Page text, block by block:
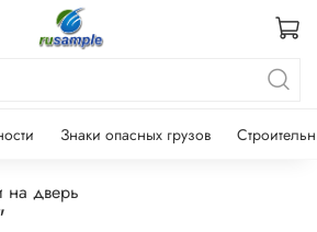
Знаки опасных грузов
на дверь